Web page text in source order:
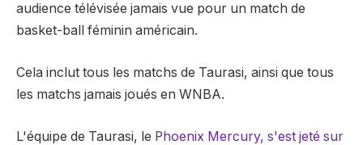
audience télévisée jamais vue pour un match de
basket-ball féminin américain.
Cela inclut tous les matchs de Taurasi, ainsi que tous
les matchs jamais joués en WNBA.
L'équipe de Taurasi, le Phoenix Mercury, s'est jeté sur